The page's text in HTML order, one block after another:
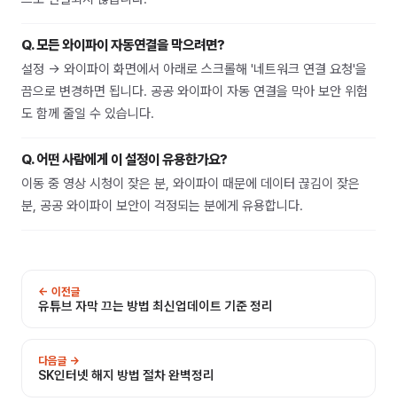
Q.모든 와이파이 자동연결을 막으려면?
설정 → 와이파이 화면에서 아래로 스크롤해 '네트워크 연결 요청'을
끔으로 변경하면 됩니다. 공공 와이파이 자동 연결을 막아 보안 위험
도 함께 줄일 수 있습니다.
Q.어떤 사람에게 이 설정이 유용한가요?
이동 중 영상 시청이 잦은 분, 와이파이 때문에 데이터 끊김이 잦은
분, 공공 와이파이 보안이 걱정되는 분에게 유용합니다.
← 이전글
유튜브 자막 끄는 방법 최신업데이트 기준 정리
다음글 →
SK인터넷 해지 방법 절차 완벽정리